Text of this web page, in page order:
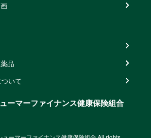
品
いて
ーマーファイナンス健康保険組合